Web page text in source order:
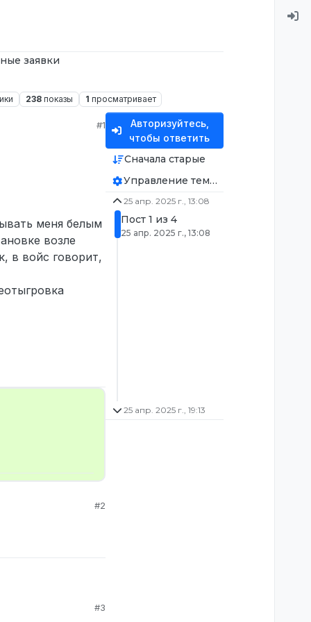
заявки
238 показы 1 просматривает
#1
меня белым
возле
в войс говорит,
#2
#3
Авторизуйтесь,
чтобы ответить
Сначала старые
Управление темой
25 апр. 2025 г., 13:08
Пост 1 из 4
25 апр. 2025 г., 13:08
25 апр. 2025 г., 19:13